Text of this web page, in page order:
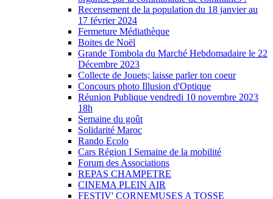
Recensement de la population du 18 janvier au
17 février 2024
Fermeture Médiathèque
Boites de Noël
Grande Tombola du Marché Hebdomadaire le 22
Décembre 2023
Collecte de Jouets; laisse parler ton coeur
Concours photo Illusion d'Optique
Réunion Publique vendredi 10 novembre 2023
18h
Semaine du goût
Solidarité Maroc
Rando Ecolo
Cars Région I Semaine de la mobilité
Forum des Associations
REPAS CHAMPETRE
CINEMA PLEIN AIR
FESTIV' CORNEMUSES A TOSSE